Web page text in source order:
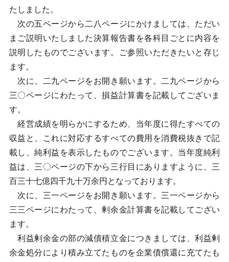
たしました。
次の五ページから二八ページにかけましては、ただい
まご説明いたしました決算報告書を各科目ごとに内容を
説明したものでございます。ご参照いただきたいと存じ
ます。
次に、二九ページをお開き願います。二九ページから
三〇ページにわたって、損益計算書を記載してございま
す。
経営成績を明らかにするため、当年度に得たすべての
収益と、これに対応するすべての費用を消費税抜きで記
載し、純利益を表示したものでございます。当年度純利
益は、三〇ページの下から三行目にありますように、三
百三十七億四千九十万余円となっております。
次に、三一ページをお開き願います。三一ページから
三三ページにわたって、剰余金計算書を記載してござい
ます。
利益剰余金の部の減債積立金につきましては、利益剰
余金処分により積み立てたものを企業債償還に充てたも